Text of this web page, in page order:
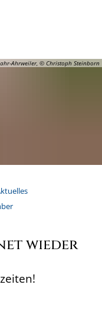
Ahrweiler, © Christoph Steinborn
wieder